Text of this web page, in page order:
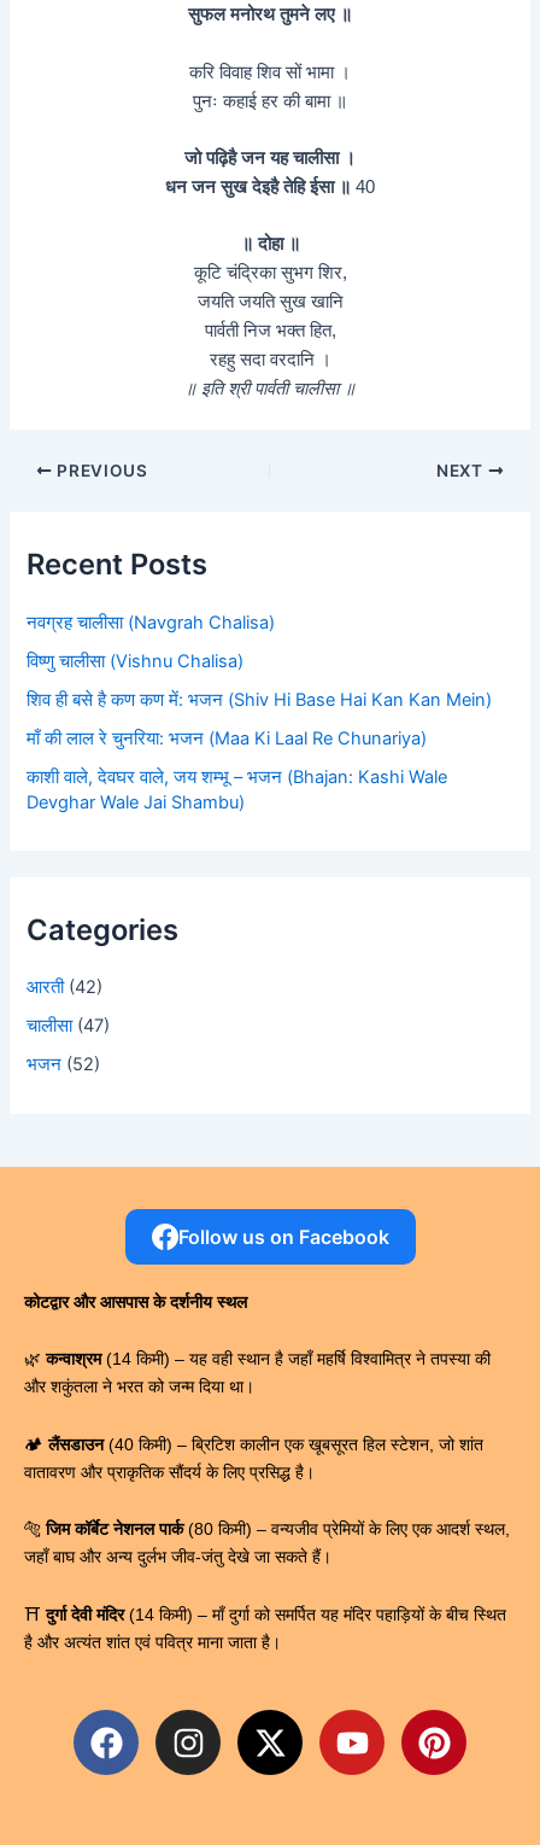
सुफल मनोरथ तुमने लए ॥
करि विवाह शिव सों भामा ।
पुनः कहाई हर की बामा ॥
जो पढ़िहै जन यह चालीसा ।
धन जन सुख देइहै तेहि ईसा ॥ 40
॥ दोहा ॥
कूटि चंद्रिका सुभग शिर,
जयति जयति सुख खा‍नि
पार्वती निज भक्त हित,
रहहु सदा वरदानि ।
॥ इति श्री पार्वती चालीसा ॥
PREVIOUS NEXT
Recent Posts
नवग्रह चालीसा (Navgrah Chalisa)
विष्णु चालीसा (Vishnu Chalisa)
शिव ही बसे है कण कण में: भजन (Shiv Hi Base Hai Kan Kan Mein)
माँ की लाल रे चुनरिया: भजन (Maa Ki Laal Re Chunariya)
काशी वाले, देवघर वाले, जय शम्भू – भजन (Bhajan: Kashi Wale
Devghar Wale Jai Shambu)
Categories
आरती(42)
चालीसा(47)
भजन (52)
Follow us on Facebook
कोटद्वार और आसपास के दर्शनीय स्थल
🌿कन्वाश्रम(14 किमी) – यह वही स्थान है जहाँ महर्षि विश्वामित्र ने तपस्या की
और शकुंतला ने भरत को जन्म दिया था।
🏕️लैंसडाउन(40 किमी) – ब्रिटिश कालीन एक खूबसूरत हिल स्टेशन, जो शांत
वातावरण और प्राकृतिक सौंदर्य के लिए प्रसिद्ध है।
🐅जिम कॉर्बेट नेशनल पार्क(80 किमी) – वन्यजीव प्रेमियों के लिए एक आदर्श स्थल,
जहाँ बाघ और अन्य दुर्लभ जीव-जंतु देखे जा सकते हैं।
⛩दुर्गा देवी मंदिर(14 किमी) – माँ दुर्गा को समर्पित यह मंदिर पहाड़ियों के बीच स्थित
है और अत्यंत शांत एवं पवित्र माना जाता है।
F
a
I
n
X
-
Y
o
P
i